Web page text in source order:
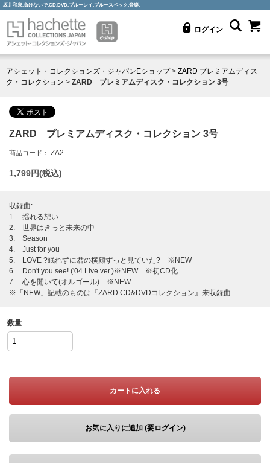
坂井和泉,負けないで,CD,DVD,ブルーレイ,ブルースペック,音楽,
ログイン
アシェット・コレクションズ・ジャパンEショップ> ZARD プレミアムディス
ク・コレクション > ZARD プレミアムディスク・コレクション 3号
ZARD プレミアムディスク・コレクション 3号
商品コード： ZA2
1,799円(税込)
収録曲:
1. 揺れる想い
2. 世界はきっと未来の中
3. Season
4. Just for you
5. LOVE ?眠れずに君の横顔ずっと見ていた? ※NEW
6. Don't you see! ('04 Live ver.)※NEW ※初CD化
7. 心を開いて(オルゴール) ※NEW
※「NEW」記載のものは『ZARD CD&DVDコレクション』未収録曲
数量
カートに入れる
お気に入りに追加 (要ログイン)